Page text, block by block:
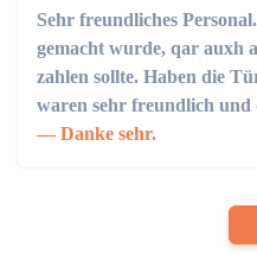
Sehr freundliches
gemacht wurde, qar auxh
zahlen sollte. Haben die
waren sehr freundlich und
Danke sehr.